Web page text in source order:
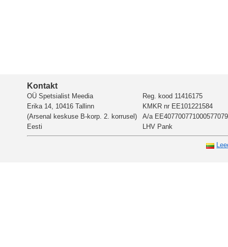
Kontakt
OÜ Spetsialist Meedia
Erika 14, 10416 Tallinn
(Arsenal keskuse B-korp. 2. korrusel)
Eesti
Reg. kood 11416175
KMKR nr EE101221584
A/a EE407700771000577079
LHV Pank